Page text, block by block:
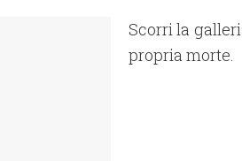
Scorri la
propria morte.